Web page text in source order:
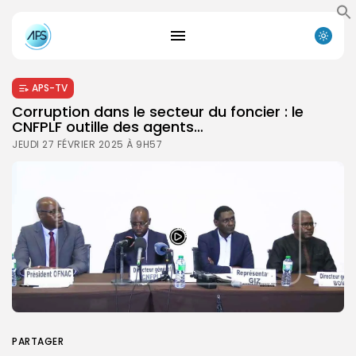
APS-TV
Corruption dans le secteur du foncier : le
CNFPLF outille des agents…
JEUDI 27 FÉVRIER 2025 À 9H57
PARTAGER